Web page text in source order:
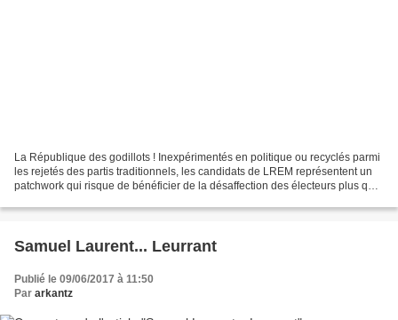
La République des godillots ! Inexpérimentés en politique ou recyclés parmi
les rejetés des partis traditionnels, les candidats de LREM représentent un
patchwork qui risque de bénéficier de la désaffection des électeurs plus que
Samuel Laurent... Leurrant
Publié le 09/06/2017 à 11:50
Par arkantz